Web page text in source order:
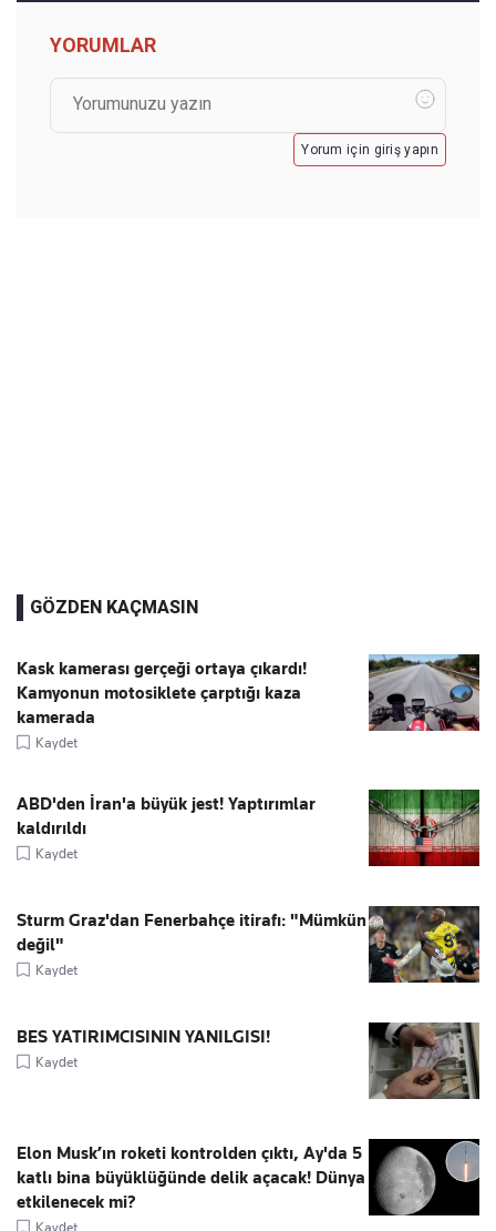
YORUMLAR
Yorum için giriş yapın
GÖZDEN KAÇMASIN
Kask kamerası gerçeği ortaya çıkardı!
Kamyonun motosiklete çarptığı kaza
kamerada
Kaydet
ABD'den İran'a büyük jest! Yaptırımlar
kaldırıldı
Kaydet
Sturm Graz'dan Fenerbahçe itirafı: "Mümkün
değil"
Kaydet
BES YATIRIMCISININ YANILGISI!
Kaydet
Elon Musk’ın roketi kontrolden çıktı, Ay'da 5
katlı bina büyüklüğünde delik açacak! Dünya
etkilenecek mi?
Kaydet